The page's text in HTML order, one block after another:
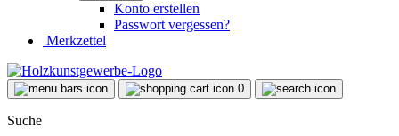
Konto erstellen
Passwort vergessen?
Merkzettel
0
Suche